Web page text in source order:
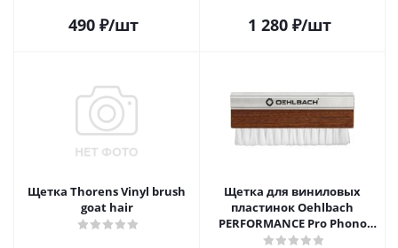
490 ₽/шт 1 280₽/шт
Щетка Thorens Vinyl brush
goat hair
Щетка для виниловых
пластинок Oehlbach
PERFORMANCE Pro Phono
Brush, Record Brush,